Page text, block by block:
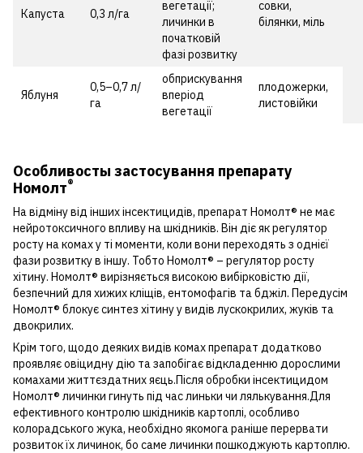
Капуста 0,3 л/га
вегетації;
личинки в
початковій
фазі розвитку
совки,
білянки, міль
Яблуня
0,5–0,7 л/
га
обприскування
вперіод
вегетації
плодожерки,
листовійки
Особливосты застосування препарату
Номолт®
На відміну від інших інсектицидів, препарат Номолт® не має
нейротоксичного впливу на шкідників. Він діє як регулятор
росту на комах у ті моменти, коли вони переходять з однієї
фази розвитку в іншу. Тобто Номолт® – регулятор росту
хітину. Номолт® вирізняється високою вибірковістю дії,
безпечний для хижих кліщів, ентомофагів та бджіл. Передусім
Номолт® блокує синтез хітину у видів лускокрилих, жуків та
двокрилих.
Крім того, щодо деяких видів комах препарат додатково
проявляє овіцидну дію та запобігає відкладенню дорослими
комахами життєздатних яєць.Після обробки інсектицидом
Номолт® личинки гинуть під час линьки чи лялькування.Для
ефективного контролю шкідників картоплі, особливо
колорадського жука, необхідно якомога раніше перервати
розвиток їх личинок, бо саме личинки пошкоджують картоплю.